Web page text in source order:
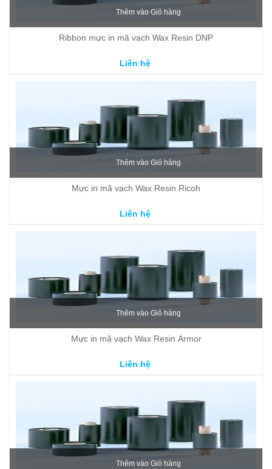
Thêm vào Giỏ hàng
Ribbon mực in mã vạch Wax Resin DNP
Liên hệ
Thêm vào Giỏ hàng
Mực in mã vạch Wax Resin Ricoh
Liên hệ
Thêm vào Giỏ hàng
Mực in mã vạch Wax Resin Armor
Liên hệ
Thêm vào Giỏ hàng